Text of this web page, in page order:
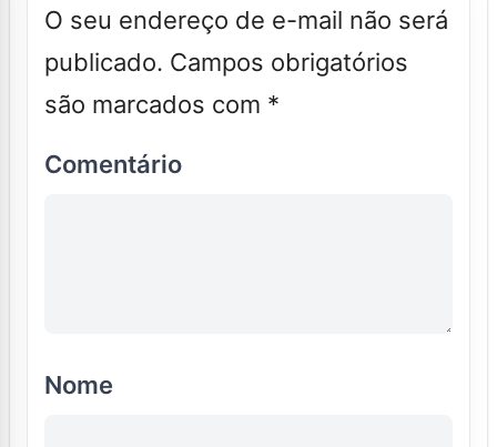
O seu endereço de e-mail não será
publicado. Campos obrigatórios
são marcados com *
Comentário
Nome